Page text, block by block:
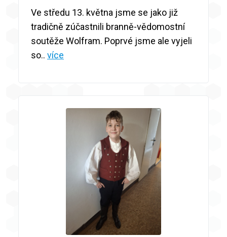
Ve středu 13. května jsme se jako již
tradičně zúčastnili branně-vědomostní
soutěže Wolfram. Poprvé jsme ale vyjeli
so.. více